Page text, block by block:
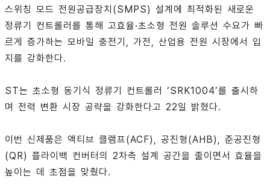
스위칭 모드 전원공급장치(SMPS) 설계에 최적화된 새로운
정류기 컨트롤러를 통해 고효율·초소형 전원 솔루션 수요가 빠
르게 증가하는 모바일 충전기, 가전, 산업용 전원 시장에서 입
지를 강화한다.
ST는 초소형 동기식 정류기 컨트롤러 ‘SRK1004’를 출시하
며 전력 변환 시장 공략을 강화한다고 22일 밝혔다.
이번 신제품은 액티브 클램프(ACF), 공진형(AHB), 준공진형
(QR) 플라이백 컨버터의 2차측 설계 공간을 줄이면서 효율을
높이는 데 초점을 맞췄다.